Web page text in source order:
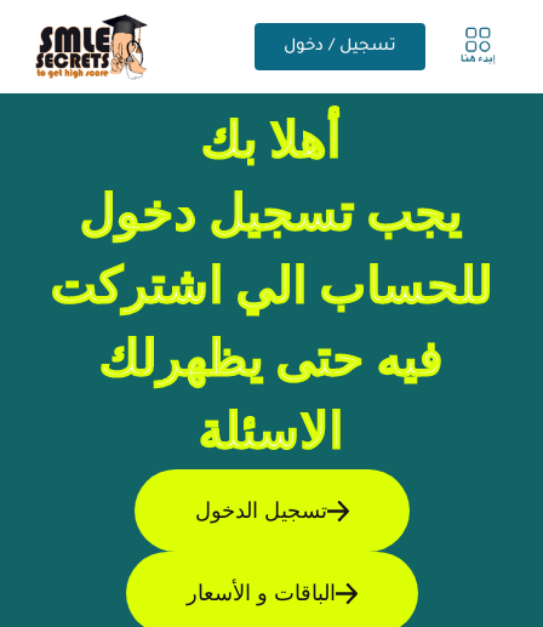
تسجيل / دخول
أهلا بك
يجب تسجيل دخول
للحساب الي اشتركت
فيه حتى يظهرلك
الاسئلة
تسجيل الدخول
الباقات و الأسعار